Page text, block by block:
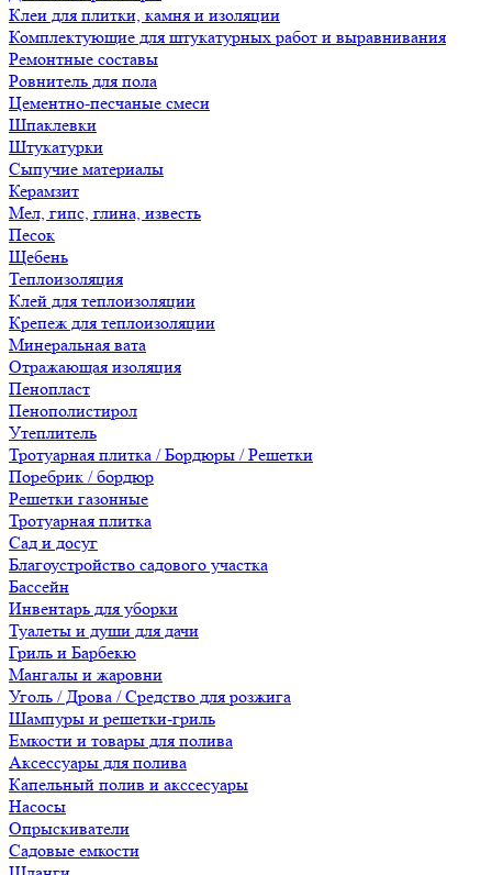
Клеи для плитки, камня и изоляции
Комплектующие для штукатурных работ и выравнивания
Ремонтные составы
Ровнитель для пола
Цементно-песчаные смеси
Шпаклевки
Штукатурки
Сыпучие материалы
Керамзит
Мел, гипс, глина, известь
Песок
Щебень
Теплоизоляция
Клей для теплоизоляции
Крепеж для теплоизоляции
Минеральная вата
Отражающая изоляция
Пенопласт
Пенополистирол
Утеплитель
Тротуарная плитка / Бордюры / Решетки
Поребрик / бордюр
Решетки газонные
Тротуарная плитка
Сад и досуг
Благоустройство садового участка
Бассейн
Инвентарь для уборки
Туалеты и души для дачи
Гриль и Барбекю
Мангалы и жаровни
Уголь / Дрова / Средство для розжига
Шампуры и решетки-гриль
Емкости и товары для полива
Аксессуары для полива
Капельный полив и акссесуары
Насосы
Опрыскиватели
Садовые емкости